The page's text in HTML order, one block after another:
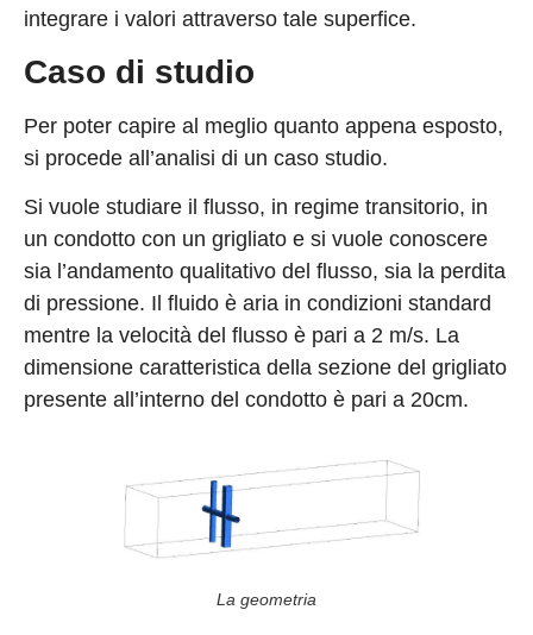
integrare i valori attraverso tale superfice.
Caso di studio
Per poter capire al meglio quanto appena esposto,
si procede all’analisi di un caso studio.
Si vuole studiare il flusso, in regime transitorio, in
un condotto con un grigliato e si vuole conoscere
sia l’andamento qualitativo del flusso, sia la perdita
di pressione. Il fluido è aria in condizioni standard
mentre la velocità del flusso è pari a 2 m/s. La
dimensione caratteristica della sezione del grigliato
presente all’interno del condotto è pari a 20cm.
La geometria